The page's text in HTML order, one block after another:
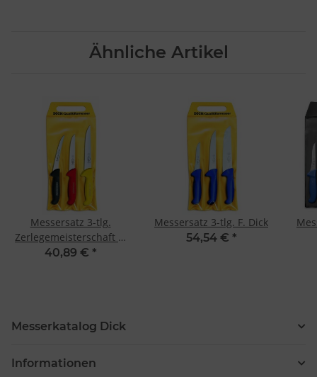
Ähnliche Artikel
Messersatz 3-tlg.
Zerlegemeisterschaft F.
Dick
40,89 € *
Messersatz 3-tlg. F. Dick
54,54 € *
Messerkatalog Dick
Informationen